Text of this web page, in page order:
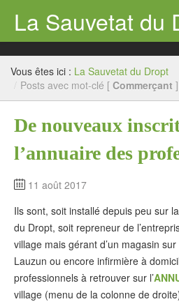
La Sauvetat du
Accueil
Mairie
Agenda 2026
Contact
Vous êtes ici : La Sauvetat du Dropt
/ Posts avec mot-clé [ Commerçant ]
De nouveaux
l’annuaire des
11 août 2017
Ils sont, soit installé depuis peu sur
du Dropt, soit repreneur de
village mais gérant d’un magasin
Lauzun ou encore infirmière à
professionnels à retrouver sur l’
village (menu de la colonne de